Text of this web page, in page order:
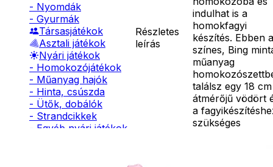
- Nyomdák
- Gyurmák
Társasjátékok
Asztali játékok
Nyári játékok
- Homokozójátékok
- Műanyag hajók
- Hinta, csúszda
- Ütők, dobálók
- Strandcikkek
- Egyéb nyári játékok
Részletes
leírás
indulhat is a
homokfagyi
készítés. Ebben a
színes, Bing
műanyag
találsz egy 18 cm
átmérőjű vödört
a
szükséges